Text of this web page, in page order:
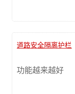
道路安全隔离护栏
功能越来越好